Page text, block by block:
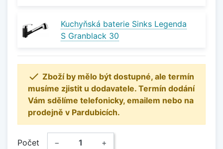
Kuchyňská baterie Sinks Legenda
S Granblack 30
 Zboží by mělo být dostupné, ale termín
musíme zjistit u dodavatele. Termín dodání
Vám sdělíme telefonicky, emailem nebo na
prodejně v Pardubicích.
Počet − +